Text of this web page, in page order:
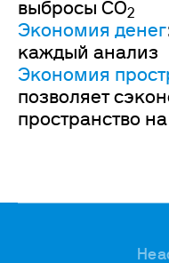
выбросы CO2
Экономия денег
каждый анализ
Экономия
позволяет
пространство